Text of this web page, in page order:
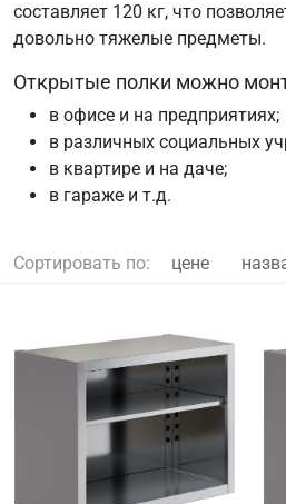
составляет 120 кг, что
довольно тяжелые предметы.
Открытые полки можно
в офисе и на предприятиях;
в различных социальных
в квартире и на даче;
в гараже и т.д.
Сортировать по: цене